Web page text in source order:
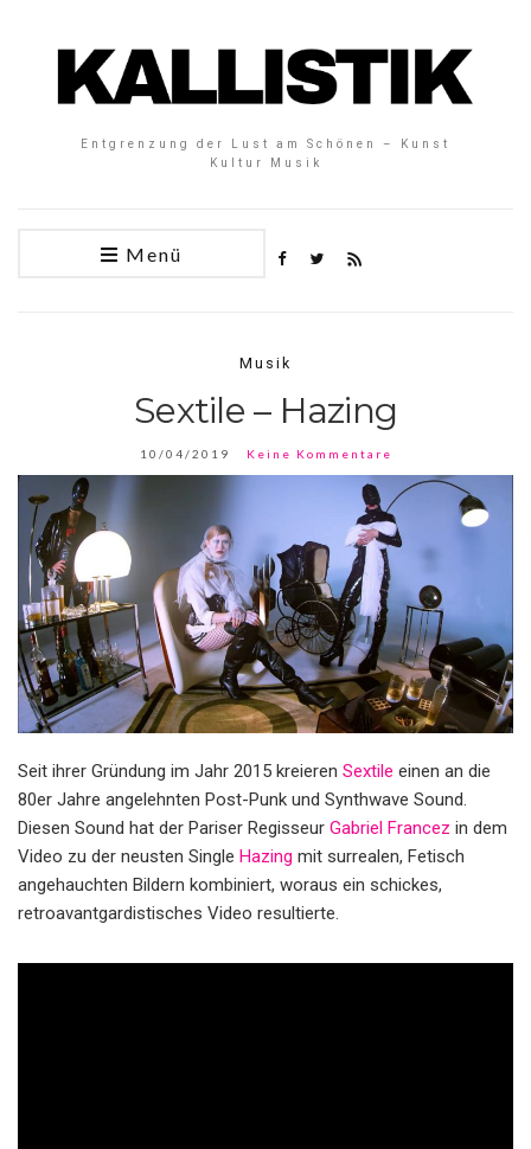
Entgrenzung der Lust am Schönen – Kunst
Kultur Musik
Menü
Musik
Sextile – Hazing
10/04/2019 Keine Kommentare
Seit ihrer Gründung im Jahr 2015 kreieren Sextile einen an die
80er Jahre angelehnten Post-Punk und Synthwave Sound.
Diesen Sound hat der Pariser Regisseur Gabriel Francez in dem
Video zu der neusten Single Hazing mit surrealen, Fetisch
angehauchten Bildern kombiniert, woraus ein schickes,
retroavantgardistisches Video resultierte.